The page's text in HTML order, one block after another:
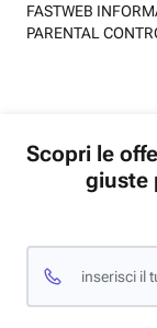
FASTWEB
PARENTAL
Scopri le
giuste
inserisci il